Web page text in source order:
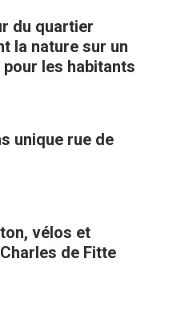
du quartier
la nature sur un
les habitants
unique rue de
vélos et
de Fitte